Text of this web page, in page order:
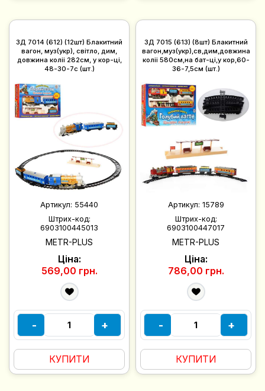
ЗД 7014 (612) (12шт) Блакитний
вагон, муз(укр), світло, дим,
довжина коліі 282см, у кор-ці,
48-30-7с (шт.)
Артикул: 55440
Штрих-код:
6903100445013
METR-PLUS
Ціна:
569,00 грн.
- +
КУПИТИ
ЗД 7015 (613) (8шт) Блакитний
вагон,муз(укр),св,дим,довжина
коліі 580см,на бат-ці,у кор,60-
36-7,5см (шт.)
Артикул: 15789
Штрих-код:
6903100447017
METR-PLUS
Ціна:
786,00 грн.
- +
КУПИТИ